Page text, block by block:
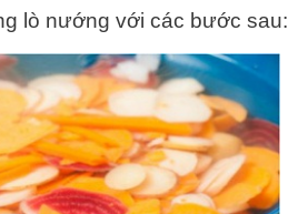
lò nướng với các bước sau: